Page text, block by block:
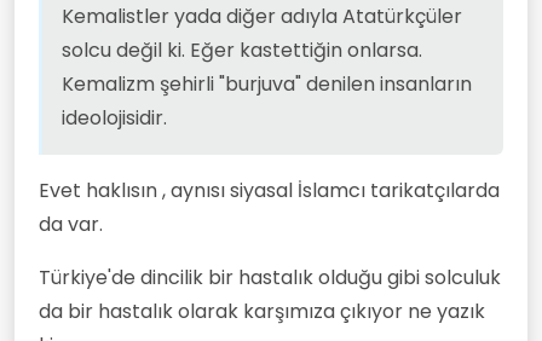
Ne solcusu ne sağcısı bir türlü yerli
olamadılar. Biri arap hayranı diğeri
İngiliz.
insanların ideolojisidir. Ayrıca ilerici
fikirlerin yanı sıra milliyetçilik gibi gerici
fikirleri de barındırır.
Kemalistlerin siyasi yelpazede ilerici
fikirlerde taşıması onları solcu veya tam
anlamıyla ilerici yapmaz.
Marksizm, sosyalizm, sosyal demokrasi,
anarşizmdir.)
https://tr.wikipedia.org/wiki/Solculuk
değildir.
@bilgisezgibu konuları okuyan birisi
acaba o ne der bilmek isterim.
Ben bu konuları pek bilmiyorum.
Kemalistler yada diğer adıyla Atatürkçüler
solcu değil ki. Eğer kastettiğin onlarsa.
Kemalizm şehirli "burjuva" denilen insanların
ideolojisidir.
Evet haklısın , aynısı siyasal İslamcı tarikatçılarda
da var.
Türkiye'de dincilik bir hastalık olduğu gibi solculuk
da bir hastalık olarak karşımıza çıkıyor ne yazık